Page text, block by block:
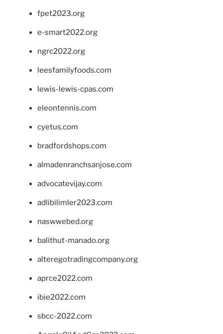
fpet2023.org
e-smart2022.org
ngrc2022.org
leesfamilyfoods.com
lewis-lewis-cpas.com
eleontennis.com
cyetus.com
bradfordshops.com
almadenranchsanjose.com
advocatevijay.com
adlibilimler2023.com
naswwebed.org
balithut-manado.org
alteregotradingcompany.org
aprce2022.com
ibie2022.com
sbcc-2022.com